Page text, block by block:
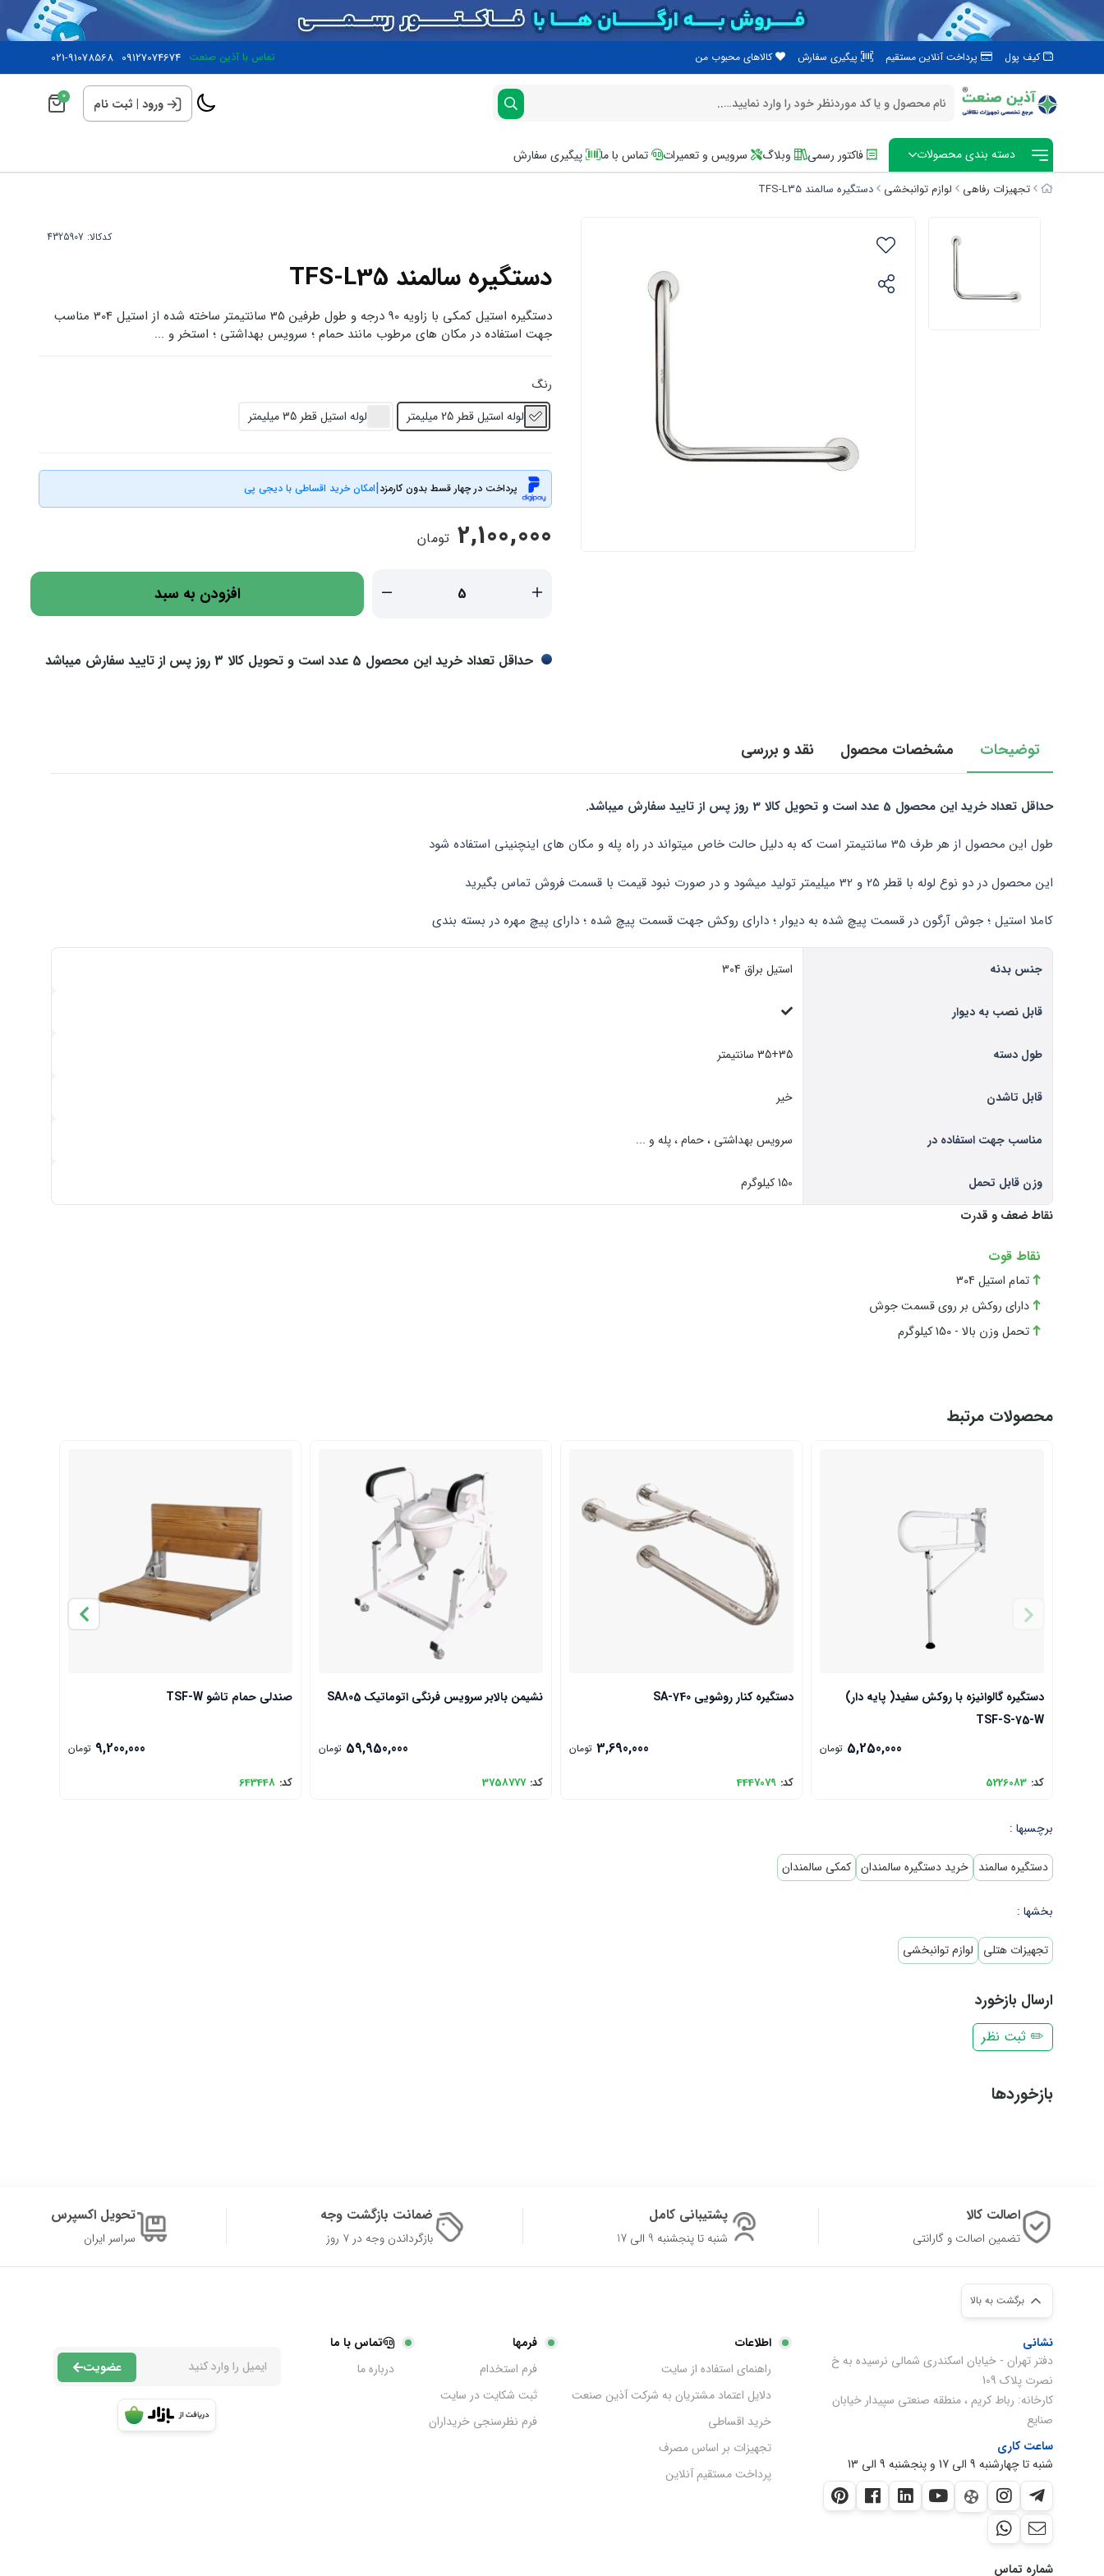
کیف پول پرداخت آنلاین مستقیم پیگیری سفارش کالاهای محبوب من تماس با آذین صنعت 09127074674
021-91078568
ورود | ثبت نام 0
دسته بندی محصولات فاکتور رسمی وبلاگ سرویس و تعمیرات تماس با ما پیگیری سفارش
تجهیزات رفاهی لوازم توانبخشی دستگیره سالمند TFS-L35
کدکالا:
دستگیره سالمند TFS-L35
دستگیره استیل کمکی با زاویه 90 درجه و طول طرفین 35 سانتیمتر ساخته شده از استیل 304 مناسب
جهت استفاده در مکان های مرطوب مانند حمام ؛ سرویس بهداشتی ؛ استخر و ...
رنگ
لوله استیل قطر 25 میلیمتر
لوله استیل قطر 35 میلیمتر
پرداخت در چهار قسط بدون کارمزد|امکان خرید اقساطی با دیجی پی
2,100,000 تومان
افزودن به سبد
حداقل تعداد خرید این محصول 5 عدد است و تحویل کالا 3 روز پس از تایید سفارش میباشد
توضیحات مشخصات محصول نقد و بررسی
حداقل تعداد خرید این محصول 5 عدد است و تحویل کالا 3 روز پس از تایید سفارش میباشد.
طول این محصول از هر طرف 35 سانتیمتر است که به دلیل حالت خاص میتواند در راه پله و مکان های اینچنینی استفاده شود
این محصول در دو نوع لوله با قطر 25 و 32 میلیمتر تولید میشود و در صورت نبود قیمت با قسمت فروش تماس بگیرید
کاملا استیل ؛ جوش آرگون در قسمت پیچ شده به دیوار ؛ دارای روکش جهت قسمت پیچ شده ؛ دارای پیچ مهره در بسته بندی
جنس بدنه استیل براق 304
قابل نصب به دیوار
طول دسته 35+35 سانتیمتر
قابل تاشدن خیر
مناسب جهت استفاده در سرویس بهداشتی ، حمام ، پله و ...
وزن قابل تحمل 150 کیلوگرم
نقاط ضعف و قدرت
نقاط قوت
تمام استیل 304
دارای روکش بر روی قسمت جوش
تحمل وزن بالا - 150 کیلوگرم
محصولات مرتبط
دستگیره گالوانیزه با روکش سفید( پایه دار)
TSF-S-75-W
5,250,000 تومان
کد: 5226083
دستگیره کنار روشویی SA-740
3,690,000 تومان
کد: 4447079
نشیمن بالابر سرویس فرنگی اتوماتیک SA805
59,950,000 تومان
کد: 3758777
صندلی حمام تاشو TSF-W
9,200,000 تومان
کد: 643448
برچسبها :
دستگیره سالمند خرید دستگیره سالمندان کمکی سالمندان
بخشها :
تجهیزات هتلی لوازم توانبخشی
ارسال بازخورد
✏️ ثبت نظر
بازخوردها
اصالت کالا
تضمین اصالت و گارانتی
پشتیبانی کامل
شنبه تا پنجشنبه 9 الی 17
ضمانت بازگشت وجه
بازگرداندن وجه در ۷ روز
تحویل اکسپرس
سراسر ایران
برگشت به بالا
نشانی
دفتر تهران - خیابان اسکندری شمالی نرسیده به خ
نصرت پلاک 109
کارخانه: رباط کریم ، منطقه صنعتی سپیدار خیابان
صنایع
ساعت کاری
شنبه تا چهارشنبه 9 الی 17 و پنجشنبه 9 الی 13
شماره تماس
اطلاعات
راهنمای استفاده از سایت
دلایل اعتماد مشتریان به شرکت آذین صنعت
خرید اقساطی
تجهیزات بر اساس مصرف
پرداخت مستقیم آنلاین
فرمها
فرم استخدام
ثبت شکایت در سایت
فرم نظرسنجی خریداران
تماس با ما
درباره ما
عضویت